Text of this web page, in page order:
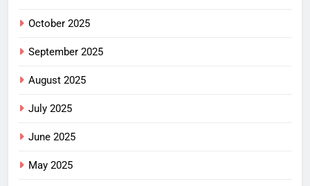
October 2025
September 2025
August 2025
July 2025
June 2025
May 2025